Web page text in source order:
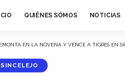
QUIÉNES SÓMOS NOTICIAS
EN LA NOVENA Y VENCE A TIGRES EN
SINCELEJO